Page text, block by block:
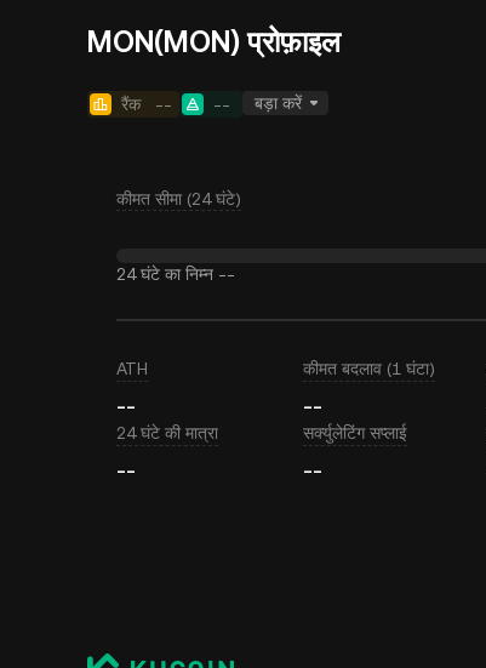
MON(MON) प्रोफ़ाइल
रैंक -- -- बड़ा करें
कीमत सीमा (24 घंटे)
24 घंटे का निम्न --
ATH
--
कीमत बदलाव (1 घंटा)
--
24 घंटे की मात्रा
--
सर्क्युलेटिंग सप्लाई
--